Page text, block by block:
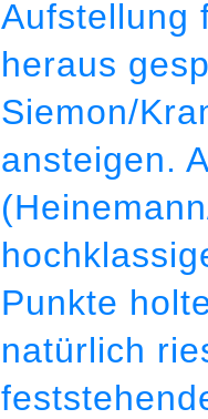
Aufstellung
heraus
Siemon/
ansteigen.
Punkte
natürlich